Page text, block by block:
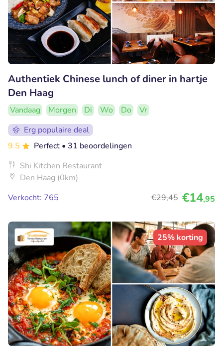
Authentiek Chinese lunch of diner in hartje
Den Haag
Vandaag Morgen Di Wo Do
Vr
Erg populaire deal
9.5
Perfect • 31 beoordelingen
Shi Kitchen Restaurant
Den Haag (0km)
Verkocht: 765
€29,45 €14,95
25% korting